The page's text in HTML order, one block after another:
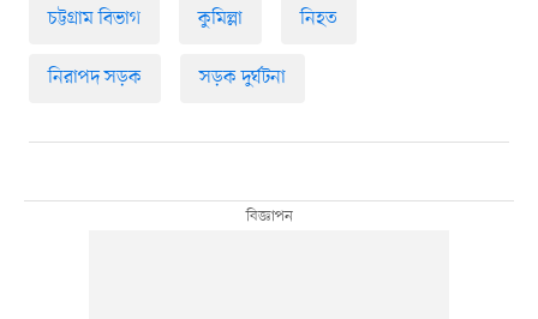
চট্টগ্রাম বিভাগ কুমিল্লা নিহত
নিরাপদ সড়ক সড়ক দুর্ঘটনা